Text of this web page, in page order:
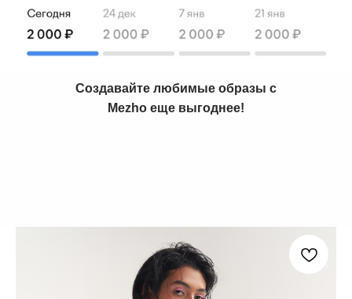
Создавайте любимые образы с
Mezho еще выгоднее!